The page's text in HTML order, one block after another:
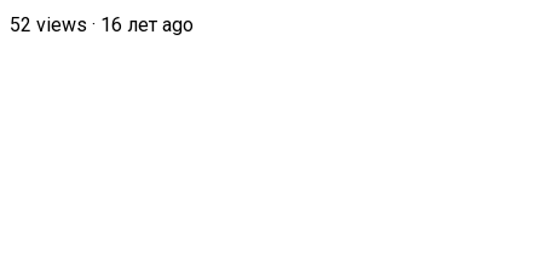
52 views · 16 лет ago